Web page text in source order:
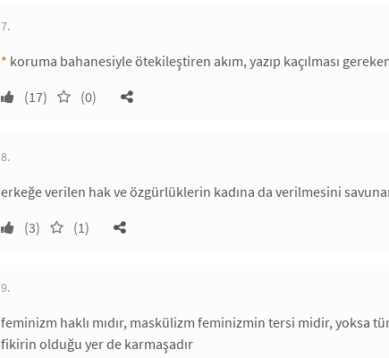
7.
* koruma bahanesiyle ötekileştiren akım, yazıp kaçılması
(17)
(0)
8.
erkeğe verilen hak ve özgürlüklerin kadına da verilmesini
(3)
(1)
9.
feminizm haklı mıdır, maskülizm feminizmin tersi midir, yoksa
fikirin olduğu yer de karmaşadır